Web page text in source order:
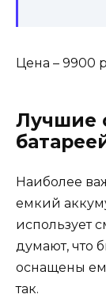
Цена – 9900
Лучшие
Наиболее
емкий
использует
думают, что
оснащены
так.